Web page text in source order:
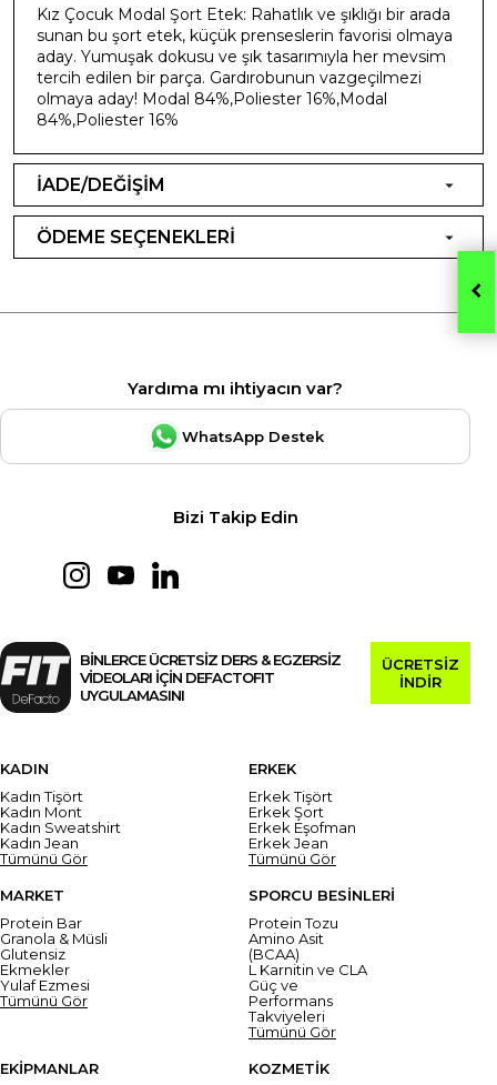
Kız Çocuk Modal Şort Etek: Rahatlık ve şıklığı bir arada
sunan bu şort etek, küçük prenseslerin favorisi olmaya
aday. Yumuşak dokusu ve şık tasarımıyla her mevsim
tercih edilen bir parça. Gardırobunun vazgeçilmezi
olmaya aday! Modal 84%,Poliester 16%,Modal
84%,Poliester 16%
İADE/DEĞİŞİM
ÖDEME SEÇENEKLERİ
Yardıma mı ihtiyacın var?
WhatsApp Destek
Bizi Takip Edin
BİNLERCE ÜCRETSİZ DERS & EGZERSİZ
VİDEOLARI İÇİN DEFACTOFIT
UYGULAMASINI
ÜCRETSİZ
İNDİR
KADIN
Kadın Tişört
Kadın Mont
Kadın Sweatshirt
Kadın Jean
Tümünü Gör
ERKEK
Erkek Tişört
Erkek Şort
Erkek Eşofman
Erkek Jean
Tümünü Gör
MARKET
Protein Bar
Granola & Müsli
Glutensiz
Ekmekler
Yulaf Ezmesi
Tümünü Gör
SPORCU BESİNLERİ
Protein Tozu
Amino Asit
(BCAA)
L Karnitin ve CLA
Güç ve
Performans
Takviyeleri
Tümünü Gör
EKİPMANLAR
KOZMETİK